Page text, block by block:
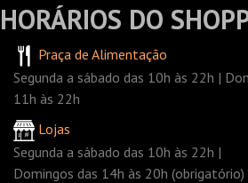
HORÁRIOS DO
Praça de Alimentação
Segunda a sábado das 10h às 22h |
11h às 22h
Lojas
Segunda a sábado das 10h às 22h |
Domingos das 14h às 20h